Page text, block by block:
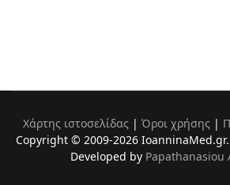
Χάρτης ιστοσελίδας| Όροι χρήσης|
Copyright © 2009-2026
Developed by Papathanasiou